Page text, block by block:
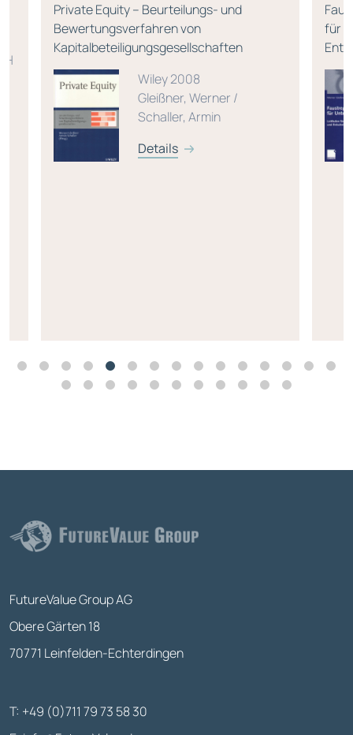
Private Equity – Beurteilungs- und
Bewertungsverfahren von
Kapitalbeteiligungsgesellschaften
Wiley 2008
Gleißner, Werner /
Schaller, Armin
Details
für
FutureValue Group AG
Obere Gärten 18
70771 Leinfelden-Echterdingen
T: +49 (0)711 79 73 58 30